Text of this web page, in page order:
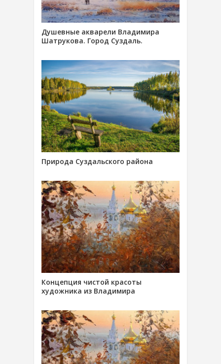
Душевные акварели Владимира
Шатрукова. Город Суздаль.
Природа Суздальского района
Концепция чистой красоты
художника из Владимира